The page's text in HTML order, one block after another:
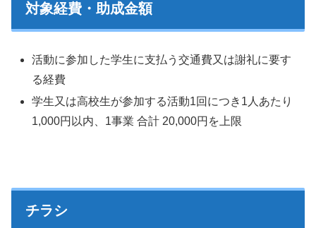
対象経費・助成金額
活動に参加した学生に支払う交通費又は謝礼に要す
る経費
学生又は高校生が参加する活動1回につき1人あたり
1,000円以内、1事業 合計 20,000円を上限
チラシ